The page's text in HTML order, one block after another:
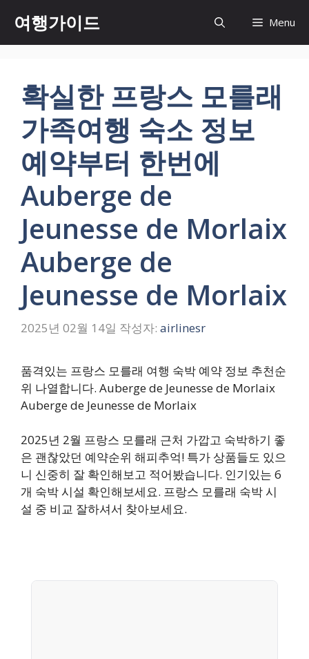
츠
여행가이드 Menu
확실한 프랑스 모를래
가족여행 숙소 정보
예약부터 한번에
Auberge de
Jeunesse de Morlaix
Auberge de
Jeunesse de Morlaix
2025년 02월 14일 작성자: airlinesr
품격있는 프랑스 모를래 여행 숙박 예약 정보 추천순
위 나열합니다. Auberge de Jeunesse de Morlaix
Auberge de Jeunesse de Morlaix
2025년 2월 프랑스 모를래 근처 가깝고 숙박하기 좋
은 괜찮았던 예약순위 해피추억! 특가 상품들도 있으
니 신중히 잘 확인해보고 적어봤습니다. 인기있는 6
개 숙박 시설 확인해보세요. 프랑스 모를래 숙박 시
설 중 비교 잘하셔서 찾아보세요.